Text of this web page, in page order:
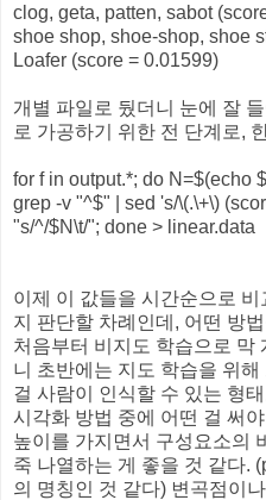
clog, geta, patten, sabot
shoe shop, shoe-shop, shoe
Loafer (score = 0.01599)
개별 파일로 뒀더니 눈에 잘
로 가공하기 위한 전 단계로,
for f in output.*; do N=$(echo
grep -v "^$" | sed 's/\(.\+\)
"s/^/$N\t/"; done > linear.data
이제 이 값들을 시간순으로
지 판단할 차례인데, 어떤 방
처음부터 비지도 학습으로 막
니 초반에는 지도 학습을 위
걸 사람이 인식할 수 있는 형
시각화 방법 중에 어떤 걸 써
높이를 가지면서 구성요소의
죽 나열하는 게 좋을 것 같다.
의 명칭인 것 같다) 변곡점이